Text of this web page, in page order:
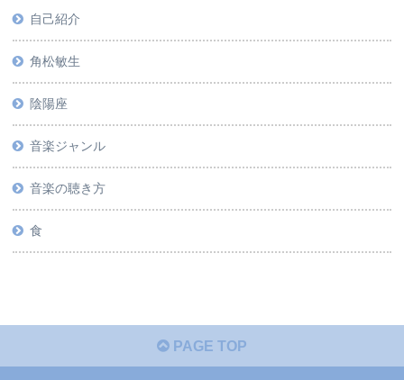
自己紹介
角松敏生
陰陽座
音楽ジャンル
音楽の聴き方
食
PAGE TOP